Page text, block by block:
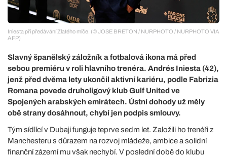
Iniesta při předávání Zlatého míče. (© JOSE BRETON / NURPHOTO / NURPHOTO VIA
AFP)
Slavný španělský záložník a fotbalová ikona má před
sebou premiéru v roli hlavního trenéra. Andrés Iniesta (42),
jenž před dvěma lety ukončil aktivní kariéru, podle Fabrizia
Romana povede druholigový klub Gulf United ve
Spojených arabských emirátech. Ústní dohody už měly
obě strany dosáhnout, chybí jen podpis smlouvy.
Tým sídlící v Dubaji funguje teprve sedm let. Založili ho trenéři z
Manchesteru s důrazem na rozvoj mládeže, ambice a solidní
finanční zázemí mu však nechybí. V poslední době do klubu